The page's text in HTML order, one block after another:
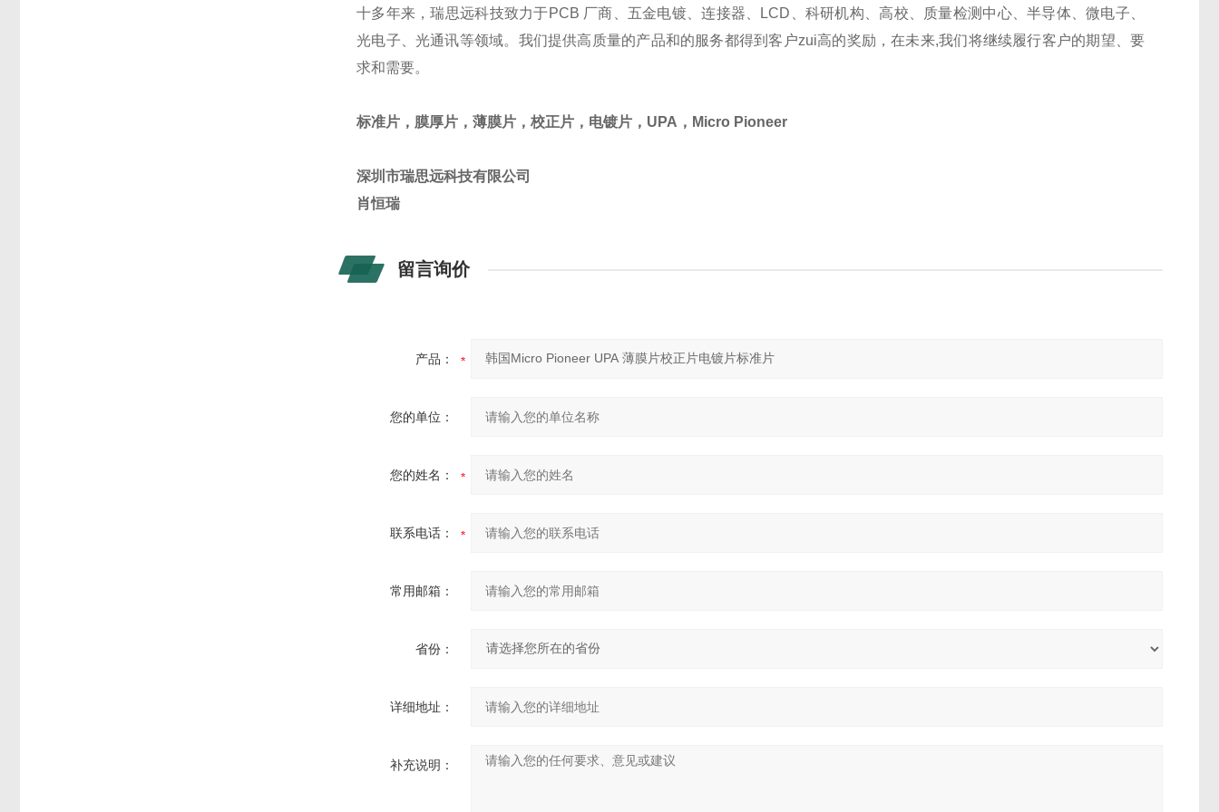
十多年来，瑞思远科技致力于PCB 厂商、五金电镀、连接器、 LCD 、科研机构、高校、质量检测中心、半导体、微电子、
光电子、光通讯等领域。我们提供高质量的产品和的服务都得到客户zui高的奖励，在未来,我们将继续履行客户的期望、要
求和需要。
标准片，膜厚片，薄膜片，校正片，电镀片， UPA ， Micro Pioneer
深圳市瑞思远科技有限公司
肖恒瑞
留言询价
产品：
您的单位：
您的姓名：
联系电话：
常用邮箱：
省份：
详细地址：
补充说明：